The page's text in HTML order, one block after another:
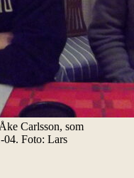
Carlsson, som
04. Foto: Lars